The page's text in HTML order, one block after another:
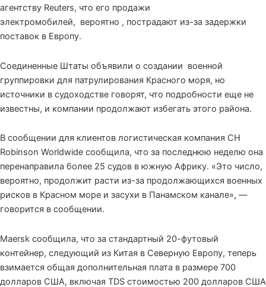
агентству Reuters, что его продажи
электромобилей, вероятно , пострадают из-за задержки
поставок в Европу.
Соединенные Штаты объявили о создании военной
группировки для патрулирования Красного моря, но
источники в судоходстве говорят, что подробности еще не
известны, и компании продолжают избегать этого района.
В сообщении для клиентов логистическая компания CH
Robinson Worldwide сообщила, что за последнюю неделю она
перенаправила более 25 судов в южную Африку. «Это число,
вероятно, продолжит расти из-за продолжающихся военных
рисков в Красном море и засухи в Панамском канале», —
говорится в сообщении.
Maersk сообщила, что за стандартный 20-футовый
контейнер, следующий из Китая в Северную Европу, теперь
взимается общая дополнительная плата в размере 700
долларов США, включая TDS стоимостью 200 долларов США